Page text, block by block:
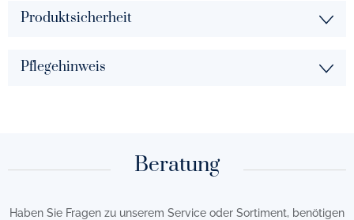
Produktsicherheit
Pflegehinweis
Beratung
Haben Sie Fragen zu unserem Service oder Sortiment, benötigen